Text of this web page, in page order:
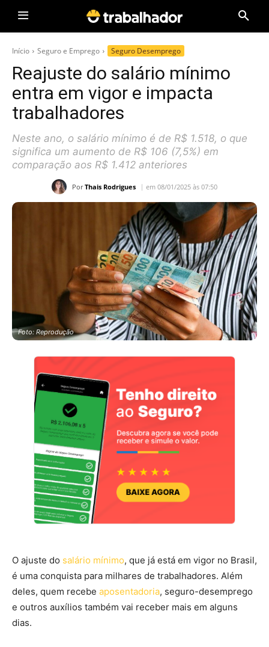
Início Seguro e Emprego Seguro Desemprego
Reajuste do salário mínimo
entra em vigor e impacta
trabalhadores
Neste ano, o salário mínimo é de R$ 1.518, o que
significa um aumento de R$ 106 (7,5%) em
comparação aos R$ 1.412 anteriores
Por Thais Rodrigues em 08/01/2025 às 07:50
Foto: Reprodução
O ajuste do salário mínimo, que já está em vigor no Brasil,
é uma conquista para milhares de trabalhadores. Além
deles, quem recebe aposentadoria, seguro-desemprego
e outros auxílios também vai receber mais em alguns
dias.